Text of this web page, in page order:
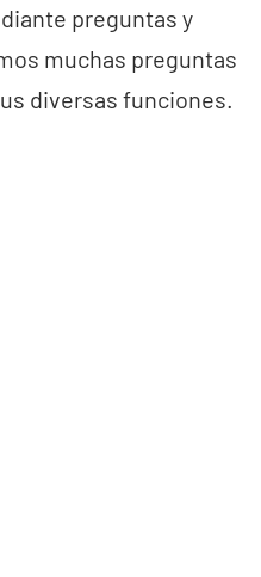
preguntas y
muchas preguntas
diversas funciones.